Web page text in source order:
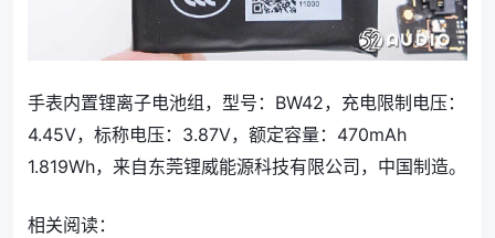
手表内置锂离子电池组，型号：BW42，充电限制电压：
4.45V，标称电压：3.87V，额定容量：470mAh
1.819Wh，来自东莞锂威能源科技有限公司，中国制造。
相关阅读：